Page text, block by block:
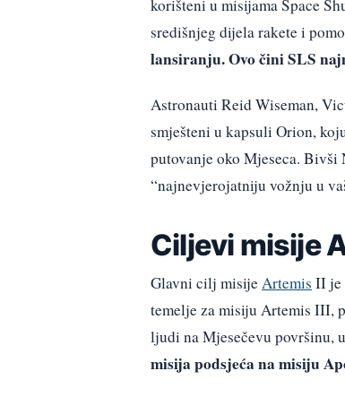
korišteni u misijama Space
središnjeg dijela rakete i
lansiranju. Ovo čini SLS
Astronauti Reid Wiseman,
smješteni u kapsuli Orion,
putovanje oko Mjeseca. Bivši
“najnevjerojatniju vožnju u
Ciljevi misije
Glavni cilj misijeArtemis II je
temelje za misiju Artemis III,
ljudi na Mjesečevu površinu,
misija podsjeća na misiju